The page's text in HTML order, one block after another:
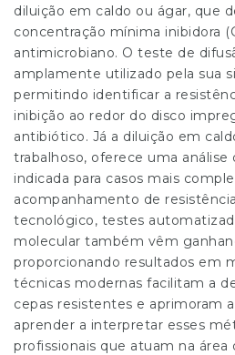
diluição em caldo ou ágar, que
concentração mínima inibidora
antimicrobiano. O teste de
amplamente utilizado pela sua
permitindo identificar a
inibição ao redor do disco
antibiótico. Já a diluição em
trabalhoso, oferece uma
indicada para casos mais
acompanhamento de
tecnológico, testes
molecular também vêm
proporcionando resultados em
técnicas modernas facilitam a
cepas resistentes e aprimoram
aprender a interpretar esses
profissionais que atuam na